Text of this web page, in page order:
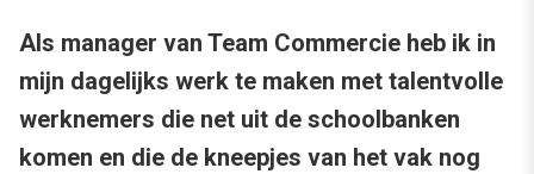
Als manager van Team Commercie heb ik in
mijn dagelijks werk te maken met talentvolle
werknemers die net uit de schoolbanken
komen en die de kneepjes van het vak nog